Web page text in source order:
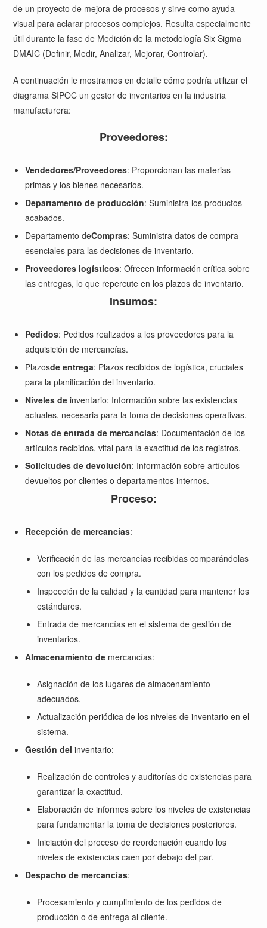
de un proyecto de mejora de procesos y sirve como ayuda
visual para aclarar procesos complejos. Resulta especialmente
útil durante la fase de Medición de la metodología Six Sigma
DMAIC (Definir, Medir, Analizar, Mejorar, Controlar).
A continuación le mostramos en detalle cómo podría utilizar el
diagrama SIPOC un gestor de inventarios en la industria
manufacturera:
Proveedores:
Vendedores/Proveedores: Proporcionan las materias
primas y los bienes necesarios.
Departamento de producción: Suministra los productos
acabados.
Departamento deCompras: Suministra datos de compra
esenciales para las decisiones de inventario.
Proveedores logísticos: Ofrecen información crítica sobre
las entregas, lo que repercute en los plazos de inventario.
Insumos:
Pedidos: Pedidos realizados a los proveedores para la
adquisición de mercancías.
Plazosde entrega: Plazos recibidos de logística, cruciales
para la planificación del inventario.
Niveles de inventario: Información sobre las existencias
actuales, necesaria para la toma de decisiones operativas.
Notas de entrada de mercancías: Documentación de los
artículos recibidos, vital para la exactitud de los registros.
Solicitudes de devolución: Información sobre artículos
devueltos por clientes o departamentos internos.
Proceso:
Recepción de mercancías:
Verificación de las mercancías recibidas comparándolas
con los pedidos de compra.
Inspección de la calidad y la cantidad para mantener los
estándares.
Entrada de mercancías en el sistema de gestión de
inventarios.
Almacenamiento de mercancías:
Asignación de los lugares de almacenamiento
adecuados.
Actualización periódica de los niveles de inventario en el
sistema.
Gestión del inventario:
Realización de controles y auditorías de existencias para
garantizar la exactitud.
Elaboración de informes sobre los niveles de existencias
para fundamentar la toma de decisiones posteriores.
Iniciación del proceso de reordenación cuando los
niveles de existencias caen por debajo del par.
Despacho de mercancías:
Procesamiento y cumplimiento de los pedidos de
producción o de entrega al cliente.